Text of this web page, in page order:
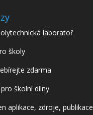
laboratoř
školy
zdarma
školní dílny
aplikace, zdroje, publikace